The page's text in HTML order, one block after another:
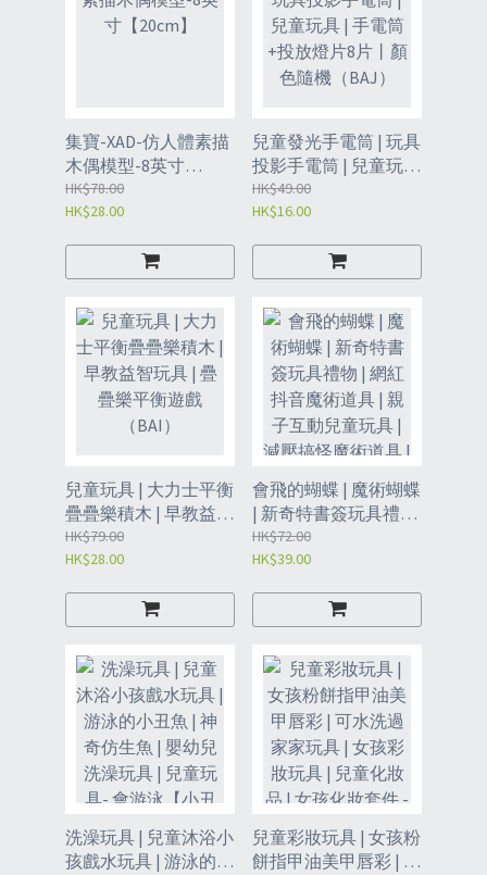
集寶-XAD-仿人體素描
木偶模型-8英寸
【20cm】
HK$78.00
HK$28.00
兒童發光手電筒 | 玩具
投影手電筒 | 兒童玩具
| 手電筒+投放燈片8片
丨顏色隨機（BAJ）
HK$49.00
HK$16.00
兒童玩具 | 大力士平衡
疊疊樂積木 | 早教益智
玩具 | 疊疊樂平衡遊戲
（BAI）
HK$79.00
HK$28.00
會飛的蝴蝶 | 魔術蝴蝶
| 新奇特書簽玩具禮物
| 網紅抖音魔術道具 |
親子互動兒童玩具 | 減
玩具禮物 | 手工DIY兒
童魔術道具（BEB）
HK$72.00
HK$39.00
洗澡玩具 | 兒童沐浴小
孩戲水玩具 | 游泳的小
兒童彩妝玩具 | 女孩粉
餅指甲油美甲唇彩 | 可